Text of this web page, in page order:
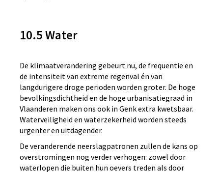
10.5 Water
De klimaatverandering gebeurt nu, de frequentie en
de intensiteit van extreme regenval én van
langdurigere droge perioden worden groter. De hoge
bevolkingsdichtheid en de hoge urbanisatiegraad in
Vlaanderen maken ons ook in Genk extra kwetsbaar.
Waterveiligheid en waterzekerheid worden steeds
urgenter en uitdagender.
De veranderende neerslagpatronen zullen de kans op
overstromingen nog verder verhogen: zowel door
waterlopen die buiten hun oevers treden als door